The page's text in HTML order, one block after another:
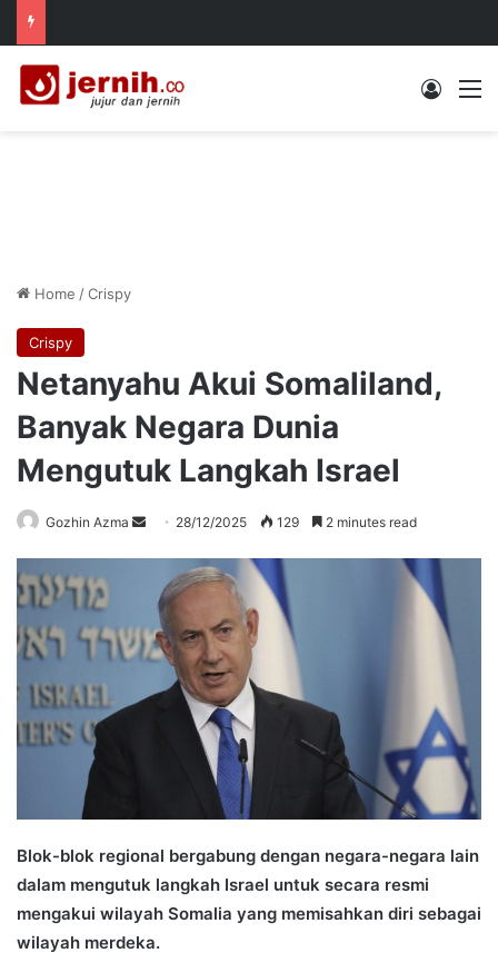
Log In
Home /Crispy
Crispy
Netanyahu Akui Somaliland,
Banyak Negara Dunia
Mengutuk Langkah Israel
Gozhin Azma
Send
email
28/12/2025 129 2 minutes read
Blok-blok regional bergabung dengan negara-negara lain
dalam mengutuk langkah Israel untuk secara resmi
mengakui wilayah Somalia yang memisahkan diri sebagai
wilayah merdeka.